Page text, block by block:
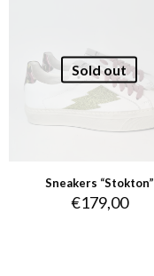
Sold out
Sneakers “Stokton”
€179,00